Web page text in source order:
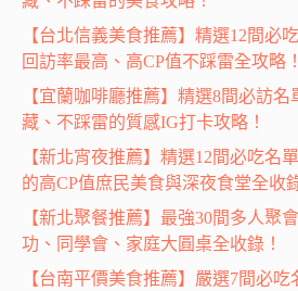
【台北信義美食推薦】精選12間必
回訪率最高、高CP值不踩雷全攻略！
【宜蘭咖啡廳推薦】精選8間必訪名
藏、不踩雷的質感IG打卡攻略！
【新北宵夜推薦】精選12間必吃名
的高CP值庶民美食與深夜食堂全收
【新北聚餐推薦】最強30間多人聚
功、同學會、家庭大圓桌全收錄！
【台南平價美食推薦】嚴選7間必吃